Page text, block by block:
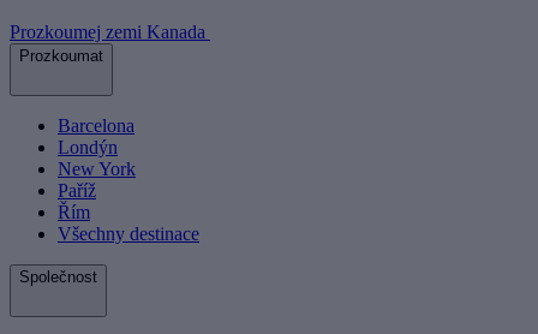
Prozkoumej zemi Kanada
Prozkoumat
Barcelona
Londýn
New York
Paříž
Řím
Všechny destinace
Společnost